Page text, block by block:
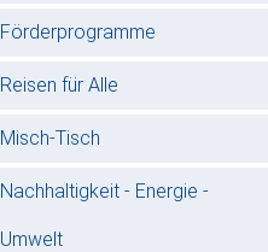
Förderprogramme
Reisen für Alle
Misch-Tisch
Nachhaltigkeit - Energie -
Umwelt